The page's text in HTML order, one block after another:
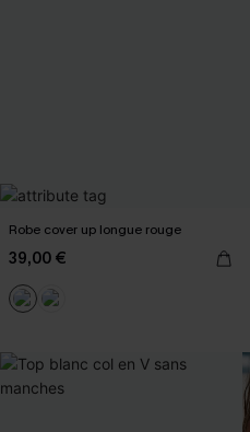
Robe cover up longue rouge
39,00 €